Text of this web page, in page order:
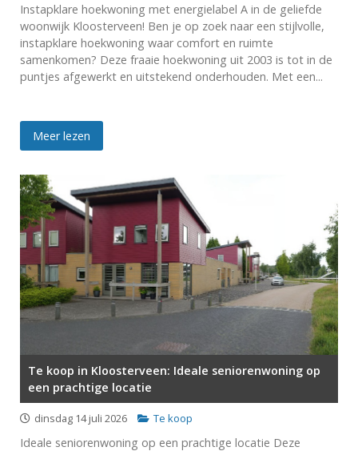
Instapklare hoekwoning met energielabel A in de geliefde
woonwijk Kloosterveen! Ben je op zoek naar een stijlvolle,
instapklare hoekwoning waar comfort en ruimte
samenkomen? Deze fraaie hoekwoning uit 2003 is tot in de
puntjes afgewerkt en uitstekend onderhouden. Met een...
Meer lezen
Te koop in Kloosterveen: Ideale seniorenwoning op
een prachtige locatie
dinsdag 14 juli 2026 Te koop
Ideale seniorenwoning op een prachtige locatie Deze